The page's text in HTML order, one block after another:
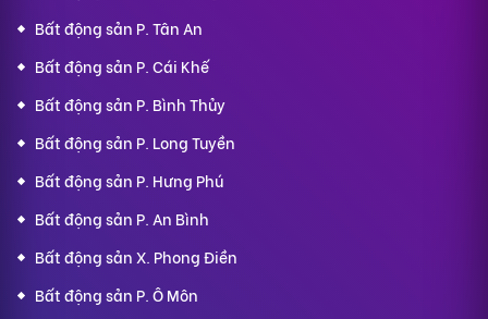
Bất động sản P. Tân An
Bất động sản P. Cái Khế
Bất động sản P. Bình Thủy
Bất động sản P. Long Tuyền
Bất động sản P. Hưng Phú
Bất động sản P. An Bình
Bất động sản X. Phong Điền
Bất động sản P. Ô Môn